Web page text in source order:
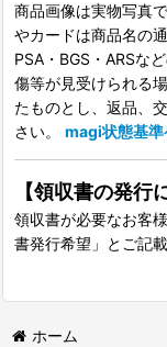
商品画像は実物写真
やカードは商品名の
PSA・BGS・ARSな
傷等が見受けられる
たものとし、返品、
さい。 magi状態基準
【領収書の発行
領収書が必要なお客
書発行希望」とご記載
ホーム